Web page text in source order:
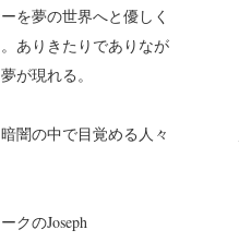
を夢の世界へと優しく
ありきたりでありなが
が現れる。
闇の中で目覚める人々
クのJoseph